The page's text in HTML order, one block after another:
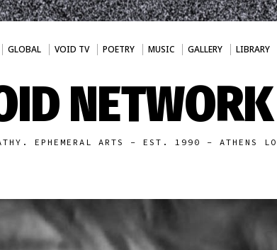
GLOBAL VOID TV POETRY MUSIC GALLERY LIBRARY
NETWORK
EPHEMERAL ARTS - EST. 1990 - ATHENS